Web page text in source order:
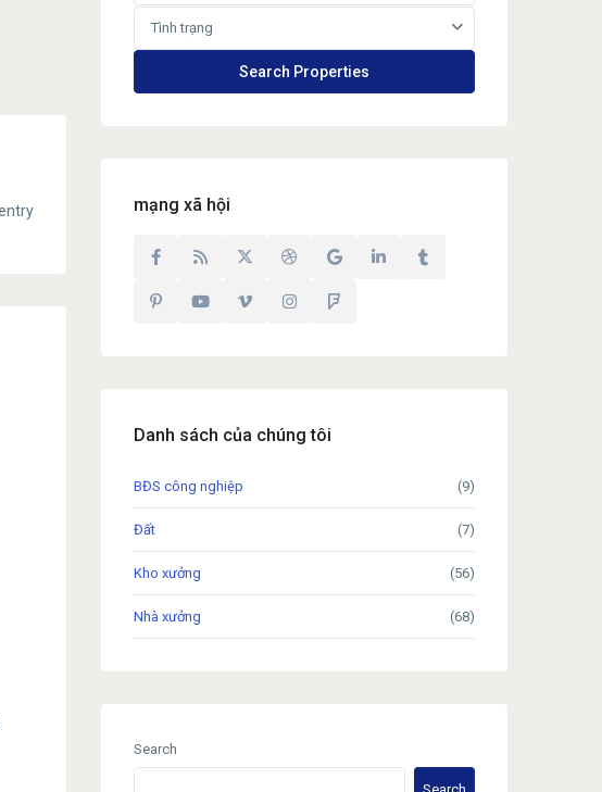
Tình trạng
mạng xã hội
Danh sách của chúng tôi
BĐS công nghiệp (9)
Đất (7)
Kho xưởng (56)
Nhà xưởng (68)
Search
Search